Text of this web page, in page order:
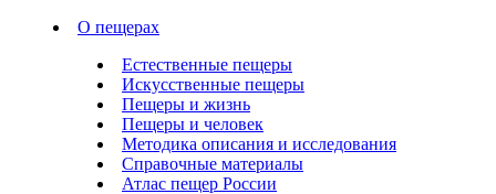
О пещерах
Естественные пещеры
Искусственные пещеры
Пещеры и жизнь
Пещеры и человек
Методика описания и исследования
Справочные материалы
Атлас пещер России